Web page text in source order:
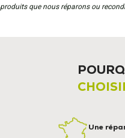
produits que nous réparons ou
Une